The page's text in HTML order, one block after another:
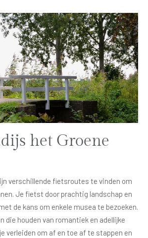
het Groene
verschillende fietsroutes te vinden om
Je fietst door prachtig landschap en
de kans om enkele musea te bezoeken.
die houden van romantiek en adellijke
verleiden om af en toe af te stappen en